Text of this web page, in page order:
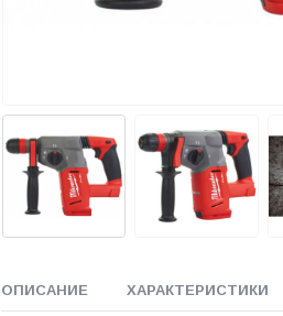
ОПИСАНИЕ ХАРАКТЕРИСТИКИ